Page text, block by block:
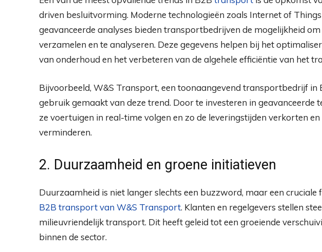
driven besluitvorming. Moderne technologieën zoals Internet of
geavanceerde analyses bieden transportbedrijven de mogelijkheid
verzamelen en te analyseren. Deze gegevens helpen bij het
van onderhoud en het verbeteren van de algehele efficiëntie van het
Bijvoorbeeld, W&S Transport, een toonaangevend transportbedrijf in
gebruik gemaakt van deze trend. Door te investeren in geavanceerde
ze voertuigen in real-time volgen en zo de leveringstijden verkorten
verminderen.
2. Duurzaamheid en groene initiatieven
Duurzaamheid is niet langer slechts een buzzword, maar een cruciale
B2B transport van W&S Transport. Klanten en regelgevers stellen
milieuvriendelijk transport. Dit heeft geleid tot een groeiende
binnen de sector.